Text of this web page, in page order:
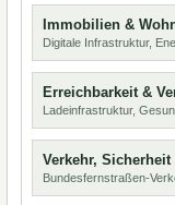
Immobilien &
Digitale Infrastruktur,
Erreichbarkeit &
Ladeinfrastruktur,
Verkehr, Sicherheit
Bundesfernstraßen-